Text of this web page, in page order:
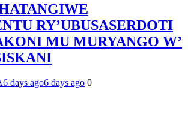
RY’UBUSASERDOTI
MU MURYANGO W’
6 days ago6 days ago 0